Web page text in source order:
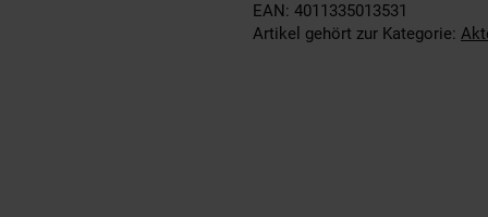
EAN: 4011335013531
Artikel gehört zur Kategorie: